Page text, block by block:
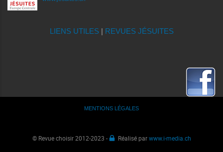
LIENS UTILES| REVUES JÉSUITES
MENTIONS LÉGALES
© Revue choisir 2012-2023 - Réalisé parwww.i-media.ch